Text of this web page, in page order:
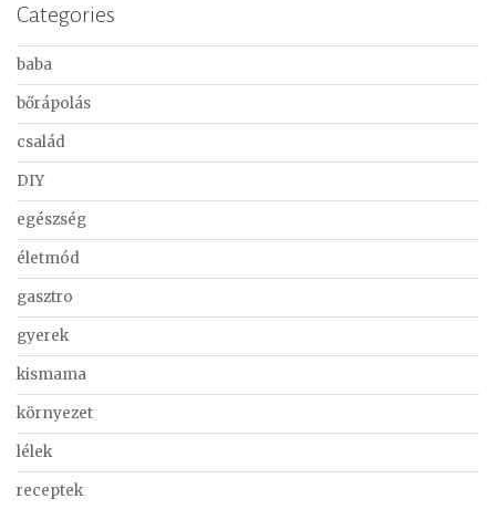
Categories
baba
bőrápolás
család
DIY
egészség
életmód
gasztro
gyerek
kismama
környezet
lélek
receptek